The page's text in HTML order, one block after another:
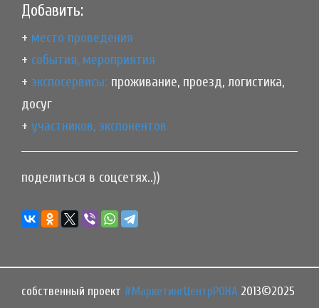
Добавить:
+ место проведения
+ события, мероприятия
+ экспосервисы: проживание, проезд, логистика,
досуг
+ участников, экспонентов
поделиться в соцсетях..))
собственный проект #МаркетингЦентрРОНА 2013©2025